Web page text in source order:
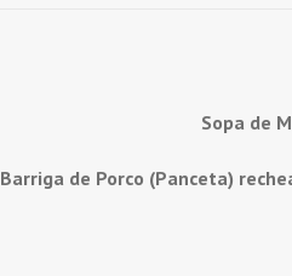
Sopa de
Barriga de Porco (Panceta)